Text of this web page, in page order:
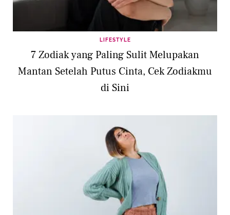
LIFESTYLE
7 Zodiak yang Paling Sulit Melupakan
Mantan Setelah Putus Cinta, Cek Zodiakmu
di Sini